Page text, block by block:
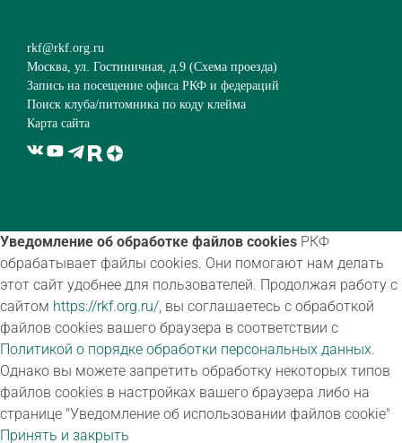
rkf@rkf.org.ru
Москва, ул. Гостиничная, д.9 (Схема проезда)
Запись на посещение офиса РКФ и федераций
Поиск клуба/питомника по коду клейма
Карта сайта
Уведомление об обработке файлов cookies РКФ
обрабатывает файлы cookies. Они помогают нам делать
этот сайт удобнее для пользователей. Продолжая работу с
сайтом https://rkf.org.ru/, вы соглашаетесь с обработкой
файлов cookies вашего браузера в соответствии с
Политикой о порядке обработки персональных данных.
Однако вы можете запретить обработку некоторых типов
файлов cookies в настройках вашего браузера либо на
странице "Уведомление об использовании файлов cookie"
Принять и закрыть